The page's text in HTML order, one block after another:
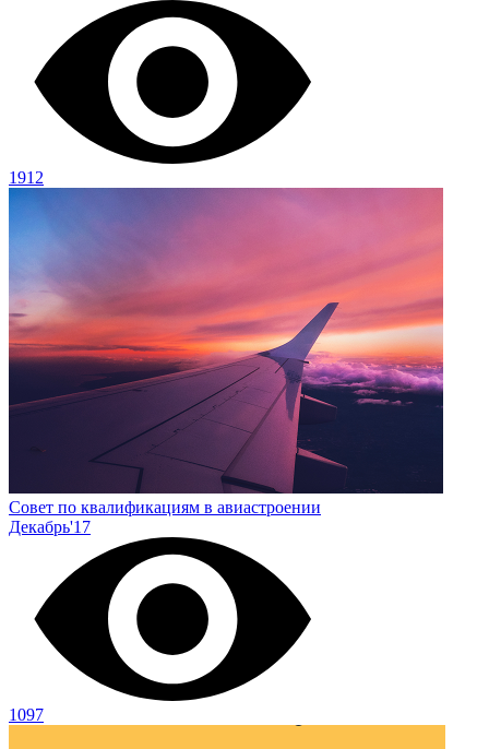
1912
Совет по квалификациям в авиастроении
Декабрь'17
1097